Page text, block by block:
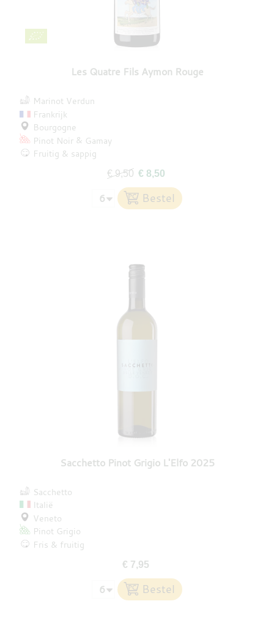
Les Quatre Fils Aymon Rouge
Marinot Verdun
Frankrijk
Bourgogne
Pinot Noir
Gamay
Fruitig & sappig
€ 9,50 € 8,50
Sacchetto Pinot Grigio L'Elfo 2025
Sacchetto
Italië
Veneto
Pinot Grigio
Fris & fruitig
€ 7,95